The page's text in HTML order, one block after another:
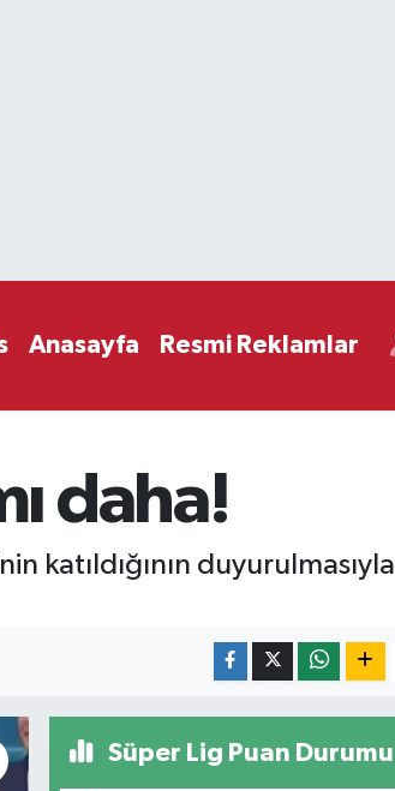
Anasayfa Resmi Reklamlar
daha!
katıldığının duyurulmasıyla
Süper Lig Puan Durumu